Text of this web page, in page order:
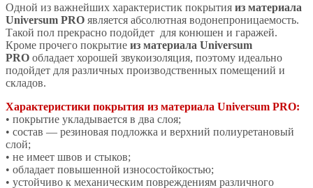
Одной из важнейших характеристик покрытия из материала
Universum PRO является абсолютная водонепроницаемость.
Такой пол прекрасно подойдет для конюшен и гаражей.
Кроме прочего покрытие из материала Universum
PRO обладает хорошей звукоизоляция, поэтому идеально
подойдет для различных производственных помещений и
складов.
Характеристики покрытия из материала Universum PRO:
• покрытие укладывается в два слоя;
• состав — резиновая подложка и верхний полиуретановый
слой;
• не имеет швов и стыков;
• обладает повышенной износостойкостью;
• устойчиво к механическим повреждениям различного